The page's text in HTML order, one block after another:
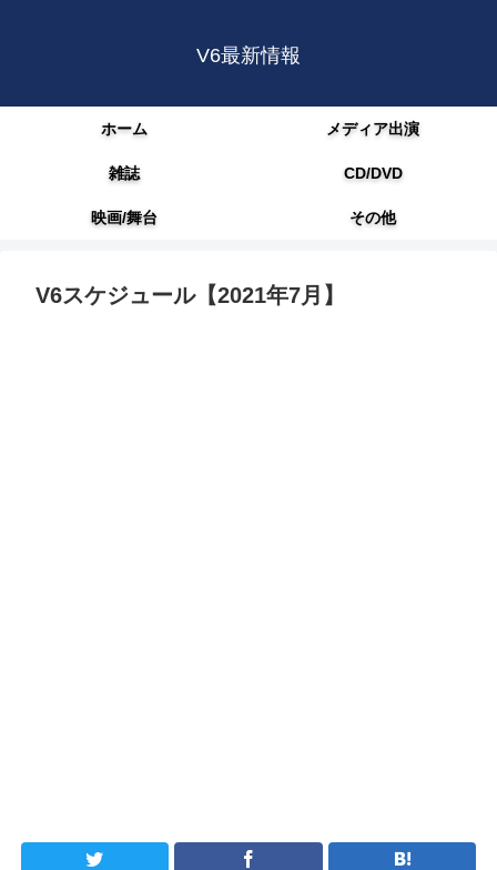
V6最新情報
ホーム メディア出演
雑誌 CD/DVD
映画/舞台 その他
V6スケジュール【2021年7月】